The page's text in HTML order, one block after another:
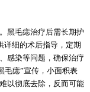
黑毛痣治疗后需长期护
详细的术后指导，定期
感染等问题，确保治疗
毛痣”宣传，小面积表
以彻底去除，反而可能